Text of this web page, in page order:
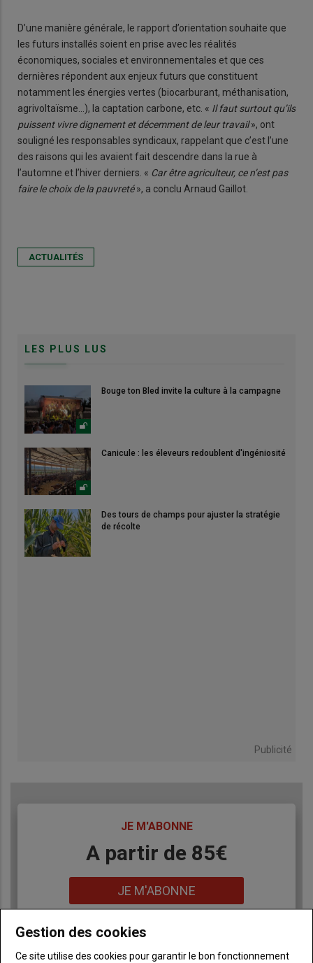
D’une manière générale, le rapport d’orientation souhaite que
les futurs installés soient en prise avec les réalités
économiques, sociales et environnementales et que ces
dernières répondent aux enjeux futurs que constituent
notamment les énergies vertes (biocarburant, méthanisation,
agrivoltaïsme…), la captation carbone, etc. « Il faut surtout qu’ils
puissent vivre dignement et décemment de leur travail», ont
souligné les responsables syndicaux, rappelant que c’est l’une
des raisons qui les avaient fait descendre dans la rue à
l’automne et l’hiver derniers. « Car être agriculteur, ce n’est pas
faire le choix de la pauvreté», a conclu Arnaud Gaillot.
ACTUALITÉS
LES PLUS LUS
Bouge ton Bled invite la culture à la campagne
Canicule : les éleveurs redoublent d'ingéniosité
Des tours de champs pour ajuster la stratégie
de récolte
Publicité
JE M'ABONNE
A partir de 85€
JE M'ABONNE
Liste
Gestion des cookies
Ce site utilise des cookies pour garantir le bon fonctionnement